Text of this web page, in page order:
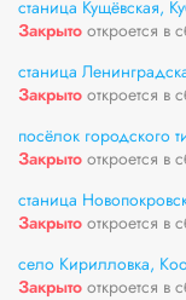
станица Кущёвская,
Закрыто откроется в
станица
Закрыто откроется в
посёлок городского
Закрыто откроется в
станица
Закрыто откроется в
село Кирилловка,
Закрыто откроется в